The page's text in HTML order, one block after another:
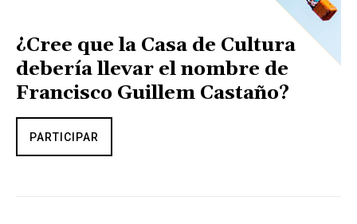
¿Cree que la Casa de Cultura
debería llevar el nombre de
Francisco Guillem Castaño?
PARTICIPAR